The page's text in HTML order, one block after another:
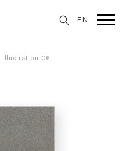
EN
Illustration 06